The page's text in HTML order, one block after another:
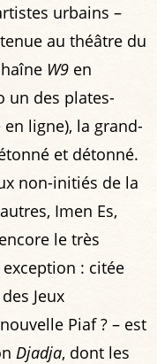
urbains –
au théâtre du
W9 en
un des plates-
ligne), la grand-
et détonné.
non-initiés de la
Imen Es,
le très
: citée
Jeux
Piaf ? – est
Djadja, dont les